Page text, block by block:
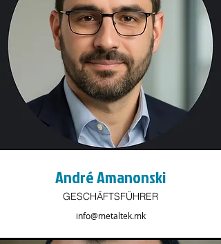
André Amanonski
GESCHÄFTSFÜHRER
info@metaltek.mk